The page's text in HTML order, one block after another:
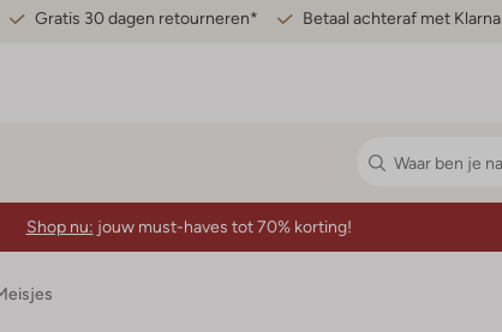
Gratis 30 dagen retourneren* Betaal achteraf met Klarna
Shop nu: jouw must-haves tot 70% korting!